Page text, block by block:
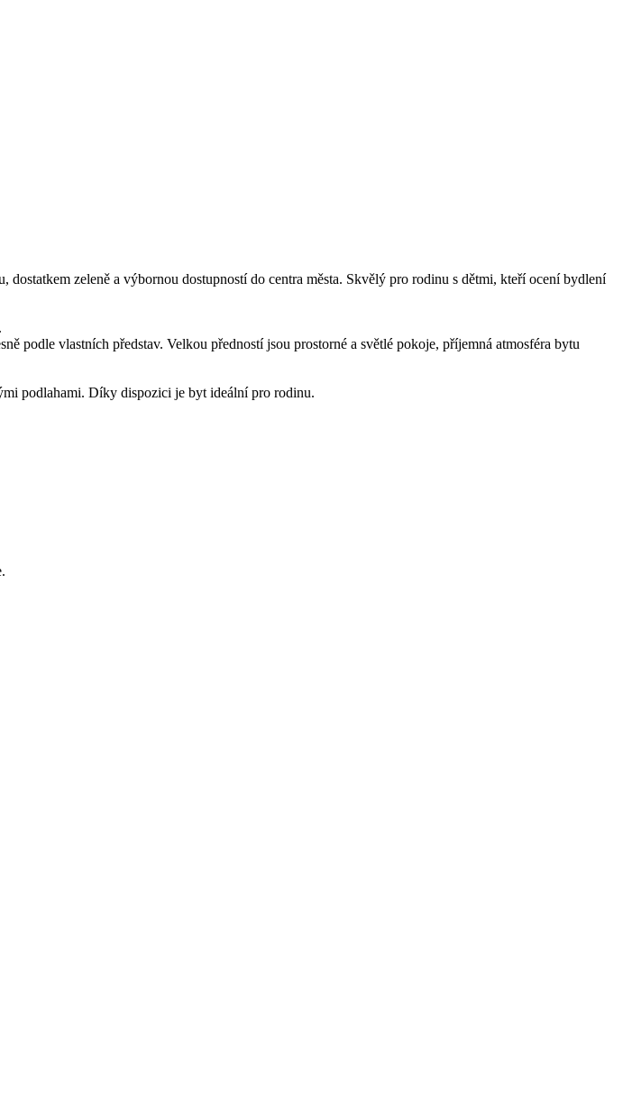
zeleně a výbornou dostupností do centra města. Skvělý pro rodinu s dětmi, kteří ocení bydlení
podle vlastních představ. Velkou předností jsou prostorné a světlé pokoje, příjemná atmosféra bytu
podlahami. Díky dispozici je byt ideální pro rodinu.